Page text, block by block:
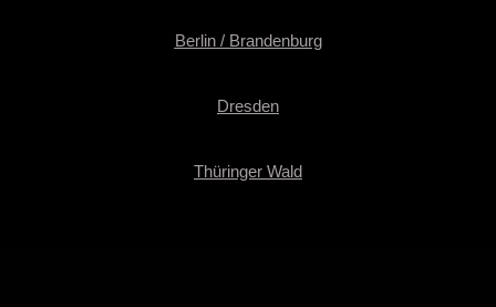
Berlin / Brandenburg
Dresden
Thüringer Wald